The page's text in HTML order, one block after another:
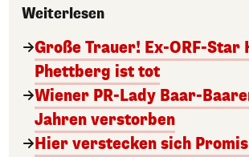
Weiterlesen
Große Trauer! Ex-ORF-Star
Phettberg ist tot
Wiener PR-Lady Baar-
Jahren verstorben
Hier verstecken sich